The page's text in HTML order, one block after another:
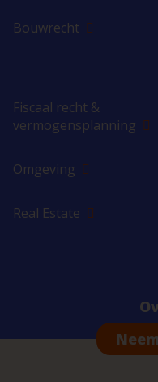
Bouwrecht
Fiscaal recht &
vermogensplanning
Omgeving
Real Estate